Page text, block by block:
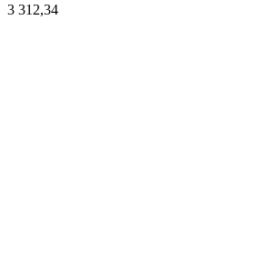
3 312,34